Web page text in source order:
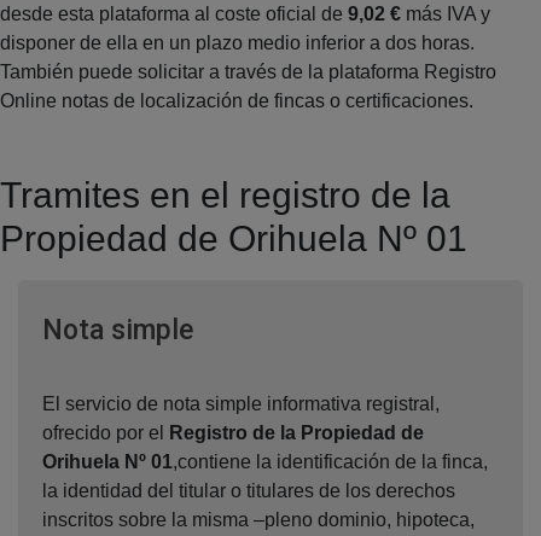
desde esta plataforma al coste oficial de 9,02 € más IVA y
disponer de ella en un plazo medio inferior a dos horas.
También puede solicitar a través de la plataforma Registro
Online notas de localización de fincas o certificaciones.
Tramites en el registro de la
Propiedad de Orihuela Nº 01
Nota simpleVentana nueva
El servicio de nota simple informativa registral,
ofrecido por el
Registro de la Propiedad de
Orihuela Nº 01,contiene la identificación de la finca,
la identidad del titular o titulares de los derechos
inscritos sobre la misma –pleno dominio, hipoteca,